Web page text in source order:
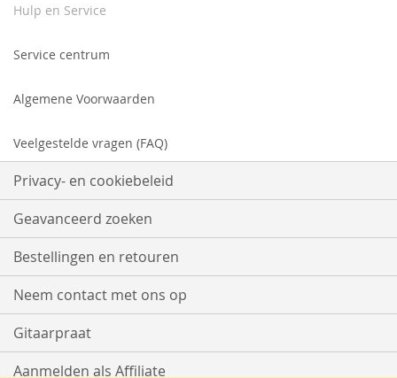
Hulp en Service
Service centrum
Algemene Voorwaarden
Veelgestelde vragen (FAQ)
Privacy- en cookiebeleid
Geavanceerd zoeken
Bestellingen en retouren
Neem contact met ons op
Gitaarpraat
Aanmelden als Affiliate